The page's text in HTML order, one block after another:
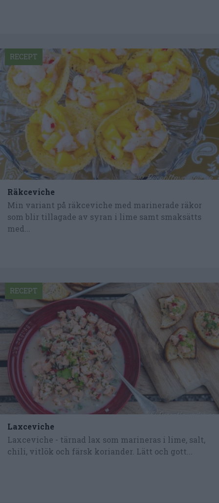
Räkceviche
Min variant på räkceviche med marinerade räkor
som blir tillagade av syran i lime samt smaksätts
med...
RECEPT
Laxceviche
Laxceviche - tärnad lax som marineras i lime, salt,
chili, vitlök och färsk koriander. Lätt och gott...
RECEPT